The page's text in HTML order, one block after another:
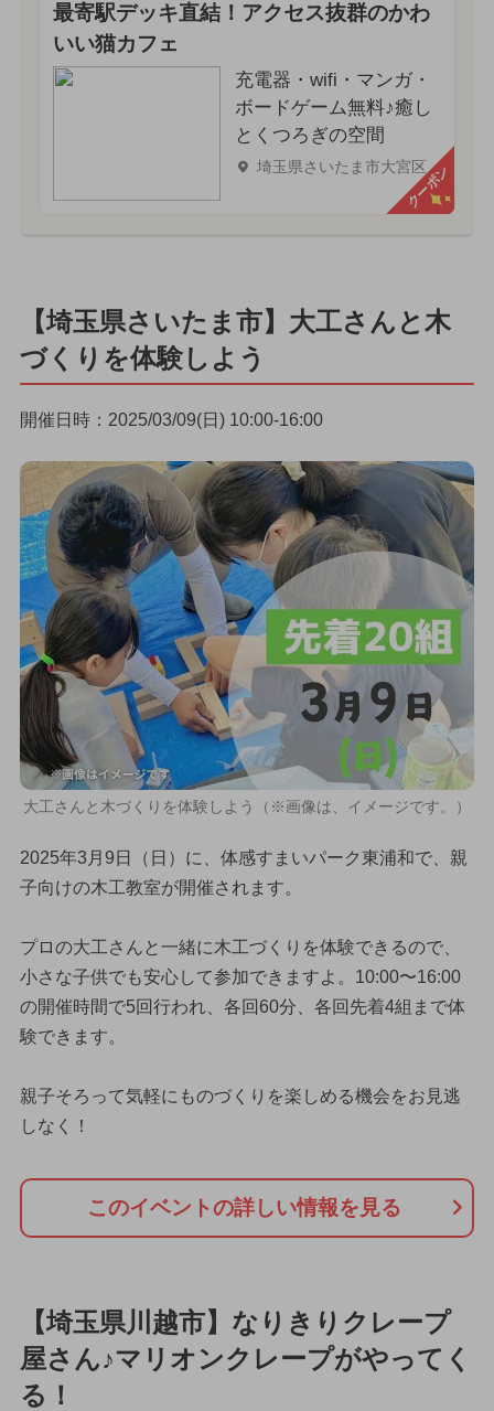
最寄駅デッキ直結！アクセス抜群のかわ
いい猫カフェ
充電器・wifi・マンガ・
ボードゲーム無料♪癒し
とくつろぎの空間
埼玉県さいたま市大宮区クーポン
【埼玉県さいたま市】大工さんと木
づくりを体験しよう
開催日時：2025/03/09(日) 10:00-16:00
大工さんと木づくりを体験しよう（※画像は、イメージです。）
2025年3月9日（日）に、体感すまいパーク東浦和で、親
子向けの木工教室が開催されます。
プロの大工さんと一緒に木工づくりを体験できるので、
小さな子供でも安心して参加できますよ。10:00〜16:00
の開催時間で5回行われ、各回60分、各回先着4組まで体
験できます。
親子そろって気軽にものづくりを楽しめる機会をお見逃
しなく！
このイベントの詳しい情報を見る
【埼玉県川越市】なりきりクレープ
屋さん♪マリオンクレープがやってく
る！